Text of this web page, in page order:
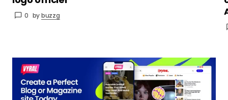
0 bybuzzg